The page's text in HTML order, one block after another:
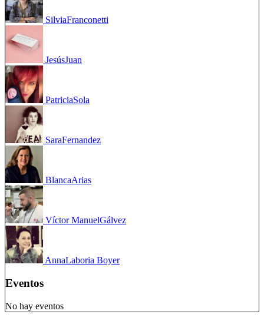
SilviaFranconetti
JesúsJuan
PatriciaSola
SaraFernandez
BlancaArias
Víctor ManuelGálvez
AnnaLaboria Boyer
Eventos
No hay eventos